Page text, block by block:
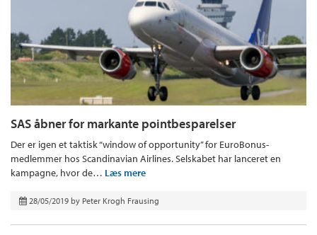
SAS åbner for markante pointbesparelser
Der er igen et taktisk “window of opportunity” for EuroBonus-
medlemmer hos Scandinavian Airlines. Selskabet har lanceret en
kampagne, hvor de… Læs mere
28/05/2019 by Peter Krogh Frausing